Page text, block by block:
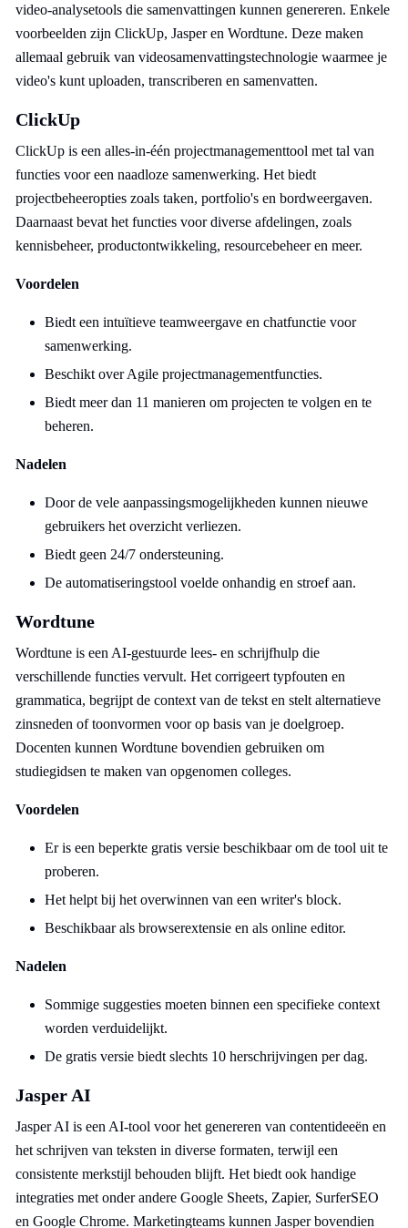
video-analysetools die samenvattingen kunnen genereren. Enkele
voorbeelden zijn ClickUp, Jasper en Wordtune. Deze maken
allemaal gebruik van videosamenvattingstechnologie waarmee je
video's kunt uploaden, transcriberen en samenvatten.
ClickUp
ClickUp is een alles-in-één projectmanagementtool met tal van
functies voor een naadloze samenwerking. Het biedt
projectbeheeropties zoals taken, portfolio's en bordweergaven.
Daarnaast bevat het functies voor diverse afdelingen, zoals
kennisbeheer, productontwikkeling, resourcebeheer en meer.
Voordelen
Biedt een intuïtieve teamweergave en chatfunctie voor
samenwerking.
Beschikt over Agile projectmanagementfuncties.
Biedt meer dan 11 manieren om projecten te volgen en te
beheren.
Nadelen
Door de vele aanpassingsmogelijkheden kunnen nieuwe
gebruikers het overzicht verliezen.
Biedt geen 24/7 ondersteuning.
De automatiseringstool voelde onhandig en stroef aan.
Wordtune
Wordtune is een AI-gestuurde lees- en schrijfhulp die
verschillende functies vervult. Het corrigeert typfouten en
grammatica, begrijpt de context van de tekst en stelt alternatieve
zinsneden of toonvormen voor op basis van je doelgroep.
Docenten kunnen Wordtune bovendien gebruiken om
studiegidsen te maken van opgenomen colleges.
Voordelen
Er is een beperkte gratis versie beschikbaar om de tool uit te
proberen.
Het helpt bij het overwinnen van een writer's block.
Beschikbaar als browserextensie en als online editor.
Nadelen
Sommige suggesties moeten binnen een specifieke context
worden verduidelijkt.
De gratis versie biedt slechts 10 herschrijvingen per dag.
Jasper AI
Jasper AI is een AI-tool voor het genereren van contentideeën en
het schrijven van teksten in diverse formaten, terwijl een
consistente merkstijl behouden blijft. Het biedt ook handige
integraties met onder andere Google Sheets, Zapier, SurferSEO
en Google Chrome. Marketingteams kunnen Jasper bovendien